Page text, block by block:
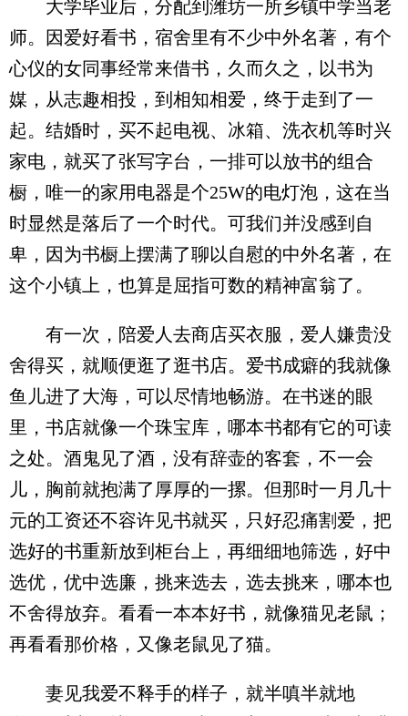
大学毕业后，分配到潍坊一所乡镇中学当老
师。因爱好看书，宿舍里有不少中外名著，有个
心仪的女同事经常来借书，久而久之，以书为
媒，从志趣相投，到相知相爱，终于走到了一
起。结婚时，买不起电视、冰箱、洗衣机等时兴
家电，就买了张写字台，一排可以放书的组合
橱，唯一的家用电器是个25W的电灯泡，这在当
时显然是落后了一个时代。可我们并没感到自
卑，因为书橱上摆满了聊以自慰的中外名著，在
这个小镇上，也算是屈指可数的精神富翁了。
有一次，陪爱人去商店买衣服，爱人嫌贵没
舍得买，就顺便逛了逛书店。爱书成癖的我就像
鱼儿进了大海，可以尽情地畅游。在书迷的眼
里，书店就像一个珠宝库，哪本书都有它的可读
之处。酒鬼见了酒，没有辞壶的客套，不一会
儿，胸前就抱满了厚厚的一摞。但那时一月几十
元的工资还不容许见书就买，只好忍痛割爱，把
选好的书重新放到柜台上，再细细地筛选，好中
选优，优中选廉，挑来选去，选去挑来，哪本也
不舍得放弃。看看一本本好书，就像猫见老鼠；
再看看那价格，又像老鼠见了猫。
妻见我爱不释手的样子，就半嗔半就地